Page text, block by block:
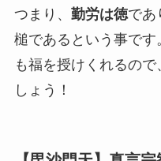
つまり、 勤労は徳であ
槌であるという事で
も福を授けくれるので
しょう！